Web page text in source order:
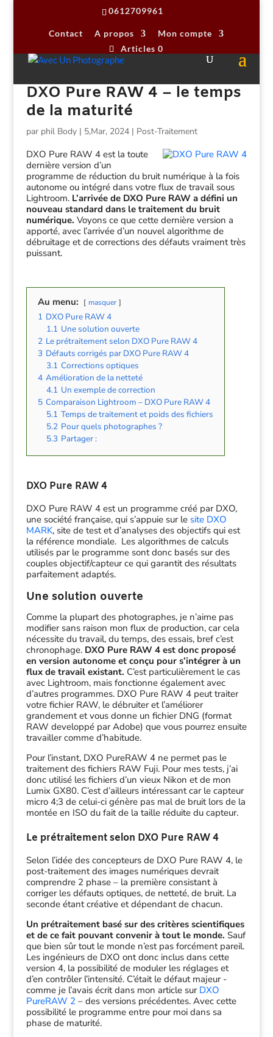
0612709961
Contact A propos
Mon compte
Articles 0
DXO Pure RAW 4 – le temps
de la maturité
par phil Body| 5,Mar, 2024| Post-Traitement
DXO Pure RAW 4 est la toute
dernière version d’un
programme de réduction du bruit numérique à la fois
autonome ou intégré dans votre flux de travail sous
Lightroom. L’arrivée de DXO Pure RAW a défini un
nouveau standard dans le traitement du bruit
numérique. Voyons ce que cette dernière version a
apporté, avec l’arrivée d’un nouvel algorithme de
débruitage et de corrections des défauts vraiment très
puissant.
Au menu: masquer
1 DXO Pure RAW 4
1.1 Une solution ouverte
2 Le prétraitement selon DXO Pure RAW 4
3 Défauts corrigés par DXO Pure RAW 4
3.1 Corrections optiques
4 Amélioration de la netteté
4.1 Un exemple de correction
5 Comparaison Lightroom – DXO Pure RAW 4
5.1 Temps de traitement et poids des fichiers
5.2 Pour quels photographes ?
5.3 Partager :
DXO Pure RAW 4
DXO Pure RAW 4 est un programme créé par DXO,
une société française, qui s’appuie sur le site DXO
MARK, site de test et d’analyses des objectifs qui est
la référence mondiale. Les algorithmes de calculs
utilisés par le programme sont donc basés sur des
couples objectif/capteur ce qui garantit des résultats
parfaitement adaptés.
Une solution ouverte
Comme la plupart des photographes, je n’aime pas
modifier sans raison mon flux de production, car cela
nécessite du travail, du temps, des essais, bref c’est
chronophage. DXO Pure RAW 4 est donc proposé
en version autonome et conçu pour s’intégrer à un
flux de travail existant. C’est particulièrement le cas
avec Lightroom, mais fonctionne également avec
d’autres programmes. DXO Pure RAW 4 peut traiter
votre fichier RAW, le débruiter et l’améliorer
grandement et vous donne un fichier DNG (format
RAW developpé par Adobe) que vous pourrez ensuite
travailler comme d’habitude.
Pour l’instant, DXO PureRAW 4 ne permet pas le
traitement des fichiers RAW Fuji. Pour mes tests, j’ai
donc utilisé les fichiers d’un vieux Nikon et de mon
Lumix GX80. C’est d’ailleurs intéressant car le capteur
micro 4;3 de celui-ci génère pas mal de bruit lors de la
montée en ISO du fait de la taille réduite du capteur.
Le prétraitement selon DXO Pure RAW 4
Selon l’idée des concepteurs de DXO Pure RAW 4, le
post-traitement des images numériques devrait
comprendre 2 phase – la première consistant à
corriger les défauts optiques, de netteté, de bruit. La
seconde étant créative et dépendant de chacun.
Un prétraitement basé sur des critères scientifiques
et de ce fait pouvant convenir à tout le monde. Sauf
que bien sûr tout le monde n’est pas forcément pareil.
Les ingénieurs de DXO ont donc inclus dans cette
version 4, la possibilité de moduler les réglages et
d’en contrôler l’intensité. C’était le défaut majeur -
comme je l’avais écrit dans mon article sur DXO
PureRAW 2 – des versions précédentes. Avec cette
possibilité le programme entre pour moi dans sa
phase de maturité.